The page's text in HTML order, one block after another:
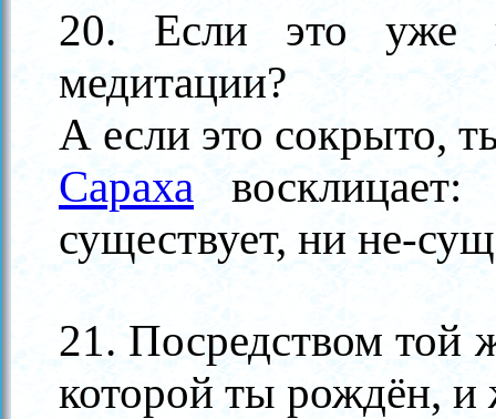
20. Если это уже
медитации?
А если это сокрыто,
Сараха
существует, ни не-
21. Посредством той
которой ты рождён,